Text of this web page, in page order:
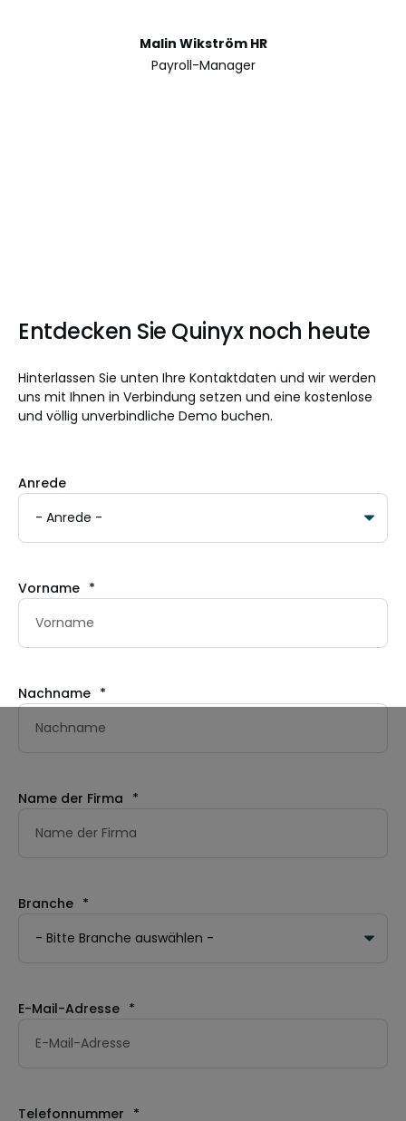
Malin Wikström HR
Payroll-Manager
Entdecken Sie Quinyx noch heute
Hinterlassen Sie unten Ihre Kontaktdaten und wir werden
uns mit Ihnen in Verbindung setzen und eine kostenlose
und völlig unverbindliche Demo buchen.
Anrede
Vorname *
Nachname *
Name der Firma *
Branche *
E-Mail-Adresse *
Telefonnummer *